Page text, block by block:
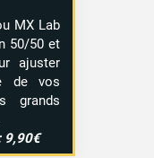
MX Lab
50/50 et
ajuster
de vos
grands
9,90€